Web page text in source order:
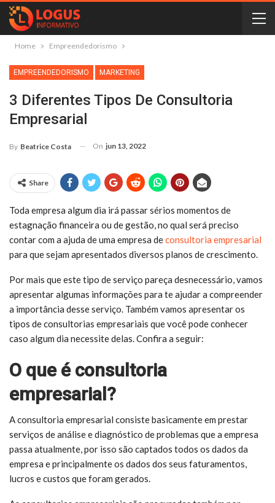
Home Empreendedorismo
EMPREENDEDORISMO MARKETING
3 Diferentes Tipos De Consultoria
Empresarial
By Beatrice Costa On jun 13, 2022
Share
Toda empresa algum dia irá passar sérios momentos de
estagnação financeira ou de gestão, no qual será preciso
contar com a ajuda de uma empresa deconsultoria empresarial
para que sejam apresentados diversos planos de crescimento.
Por mais que este tipo de serviço pareça desnecessário, vamos
apresentar algumas informações para te ajudar a compreender
a importância desse serviço. Também vamos apresentar os
tipos de consultorias empresariais que você pode conhecer
caso algum dia necessite delas. Confira a seguir:
O que é consultoria
empresarial?
A consultoria empresarial consiste basicamente em prestar
serviços de análise e diagnóstico de problemas que a empresa
passa atualmente, por isso são captados todos os dados da
empresa e principalmente os dados dos seus faturamentos,
lucros e custos que foram gerados.